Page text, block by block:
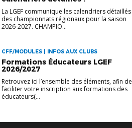
La LGEF communique les calendriers détaillés
des championnats régionaux pour la saison
2026-2027. CHAMPIO...
CFF/MODULES | INFOS AUX CLUBS
Formations Éducateurs LGEF
2026/2027
Retrouvez ici l’ensemble des éléments, afin de
faciliter votre inscription aux formations des
éducateurs(...